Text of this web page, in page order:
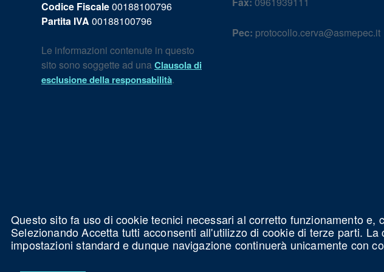
Questo sito fa uso di cookie tecnici necessari al corretto funzionamento
Selezionando Accetta tutti acconsenti all'utilizzo di cookie di terze parti.
impostazioni standard e dunque navigazione continuerà unicamente con
Codice Fiscale00188100796
Partita IVA 00188100796
Le informazioni contenute in questo
sito sono soggette ad unaClausola di
esclusione della responsabilità.
Pec: protocollo.cerva@asmepec.it